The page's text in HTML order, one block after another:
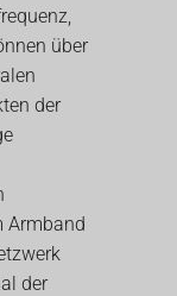
über
der
Armband
der